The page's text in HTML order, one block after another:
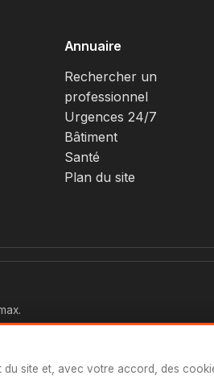
site et, avec votre accord, des
Annuaire
Rechercher un
professionnel
Urgences 24/7
Bâtiment
Santé
Plan du site